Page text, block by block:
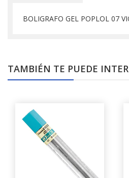
BOLIGRAFO GEL POPLOL 07
TAMBIÉN TE PUEDE